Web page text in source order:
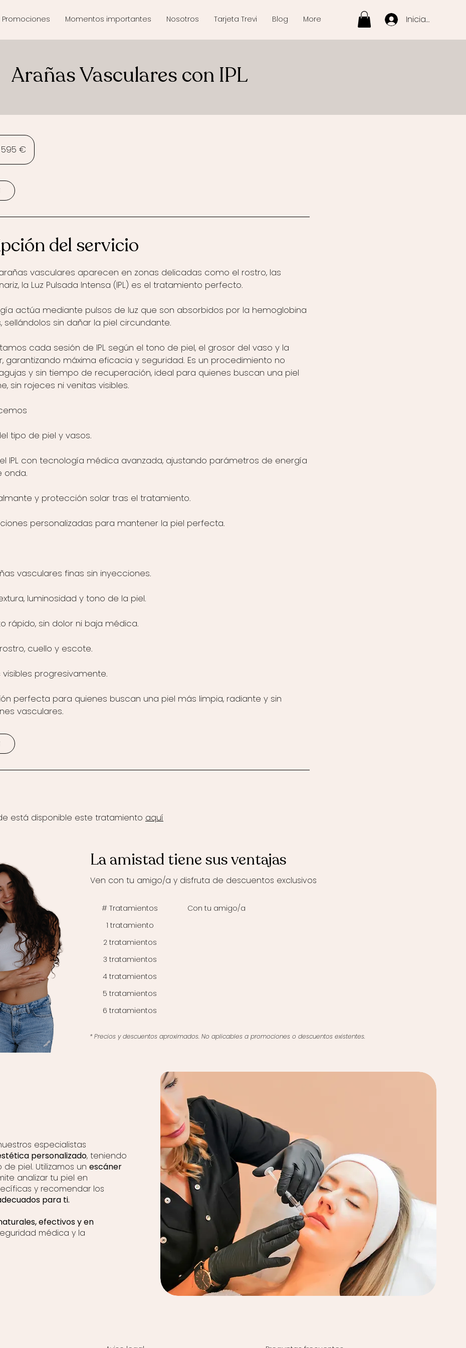
Promociones Momentos importantes Nosotros Tarjeta Trevi Blog More Iniciar sesión
Arañas Vasculares con IPL
595 €
del servicio
vasculares aparecen en zonas delicadas como el rostro, las
la Luz Pulsada Intensa (IPL) es el tratamiento perfecto.
actúa mediante pulsos de luz que son absorbidos por la hemoglobina
sellándolos sin dañar la piel circundante.
cada sesión de IPL según el tono de piel, el grosor del vaso y la
garantizando máxima eficacia y seguridad. Es un procedimiento no
y sin tiempo de recuperación, ideal para quienes buscan una piel
sin rojeces ni venitas visibles.
tipo de piel y vasos.
IPL con tecnología médica avanzada, ajustando parámetros de energía
onda.
y protección solar tras el tratamiento.
personalizadas para mantener la piel perfecta.
vasculares finas sin inyecciones.
luminosidad y tono de la piel.
rápido, sin dolor ni baja médica.
cuello y escote.
progresivamente.
perfecta para quienes buscan una piel más limpia, radiante y sin
vasculares.
está disponible este tratamiento aquí
La amistad tiene sus ventajas
Ven con tu amigo/a y disfruta de descuentos exclusivos
# Tratamientos
Con tu amigo/a
1 tratamiento
2 tratamientos
3 tratamientos
4 tratamientos
5 tratamientos
6 tratamientos
* Precios y descuentos aproximados. No aplicables a promociones o descuentos existentes.
especialistas
personalizado, teniendo
piel. Utilizamos un escáner
analizar tu piel en
y recomendar los
para ti.
efectivos y en
médica y la